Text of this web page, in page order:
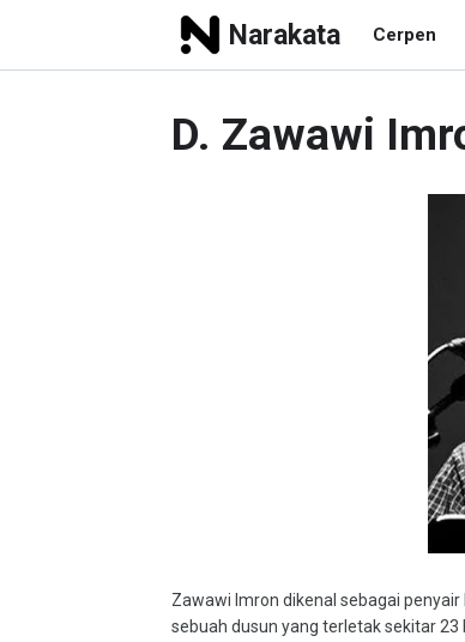
Narakata Cerpen
D. Zawawi
Zawawi Imron dikenal sebagai
sebuah dusun yang terletak sekitar